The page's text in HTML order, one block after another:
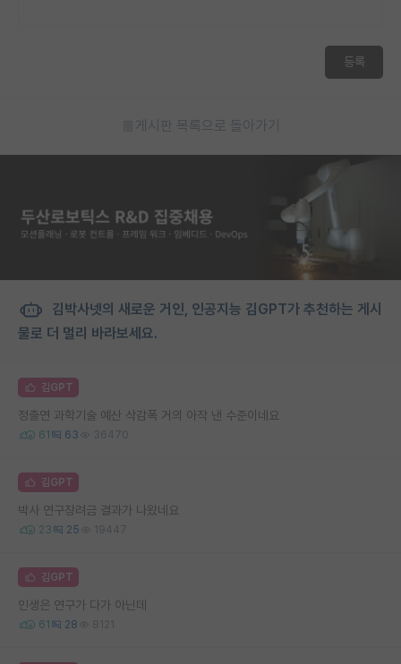
등록
게시판 목록으로 돌아가기
김박사넷의 새로운 거인, 인공지능 김GPT가 추천하는 게시
물로 더 멀리 바라보세요.
김GPT
정출연 과학기술 예산 삭감폭 거의 아작 낸 수준이네요
61 63 36470
김GPT
박사 연구장려금 결과가 나왔네요
23 25 19447
김GPT
인생은 연구가 다가 아닌데
61 28 8121